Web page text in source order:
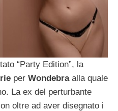
“Party Edition”, la
per Wondebraalla quale
La ex del perturbante
oltre ad aver disegnato i